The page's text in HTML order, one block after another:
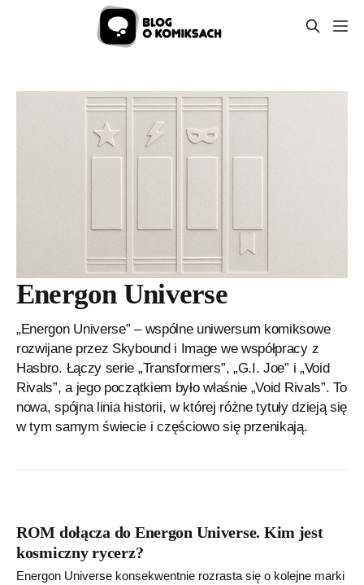
Energon Universe
„Energon Universe” – wspólne uniwersum komiksowe
rozwijane przez Skybound i Image we współpracy z
Hasbro. Łączy serie „Transformers”, „G.I. Joe” i „Void
Rivals”, a jego początkiem było właśnie „Void Rivals”. To
nowa, spójna linia historii, w której różne tytuły dzieją się
w tym samym świecie i częściowo się przenikają.
ROM dołącza do Energon Universe. Kim jest
kosmiczny rycerz?
Energon Universe konsekwentnie rozrasta się o kolejne marki